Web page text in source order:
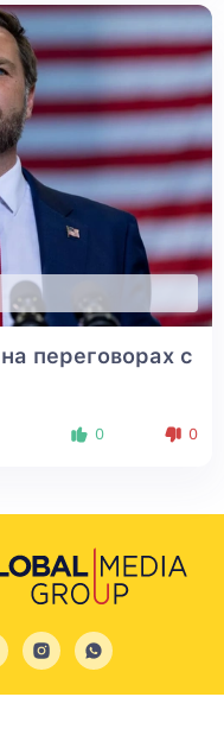
переговорах с
0 0